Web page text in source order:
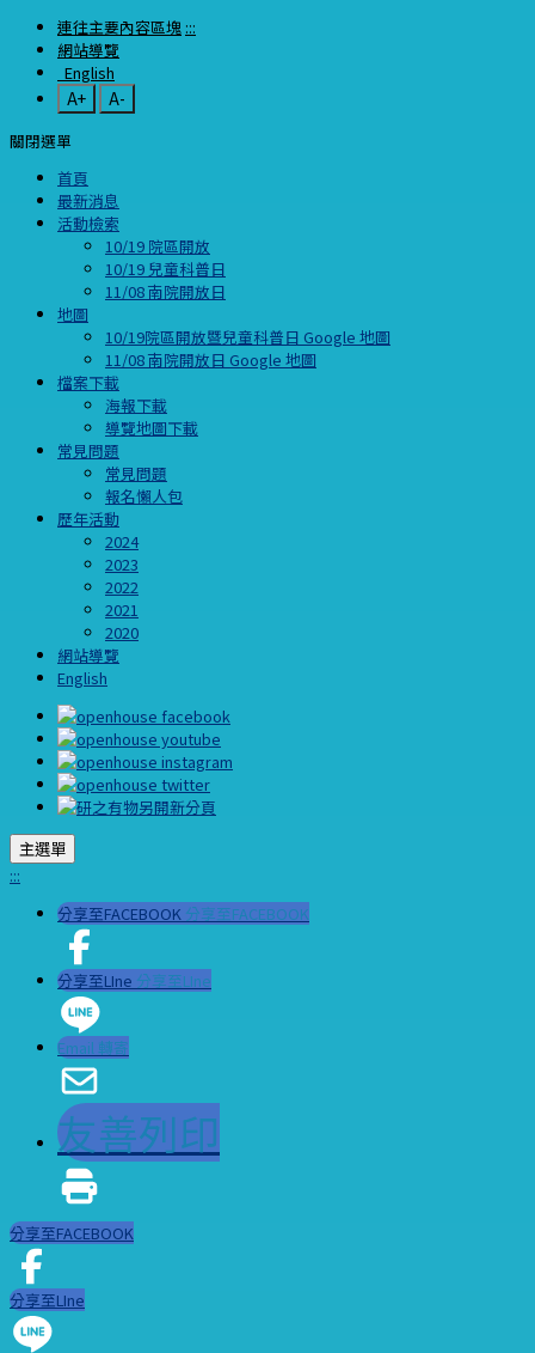
連往主要內容區塊 :::
網站導覽
English
A+
A-
關閉選單
首頁
最新消息
活動檢索
10/19 院區開放
10/19 兒童科普日
11/08 南院開放日
地圖
10/19院區開放暨兒童科普日 Google 地圖
11/08 南院開放日 Google 地圖
檔案下載
海報下載
導覽地圖下載
常見問題
常見問題
報名懶人包
歷年活動
2024
2023
2022
2021
2020
網站導覽
English
主選單
:::
分享至FACEBOOK 分享至FACEBOOK
分享至LIne 分享至LIne
Email 轉寄
友善列印
分享至FACEBOOK
分享至LIne